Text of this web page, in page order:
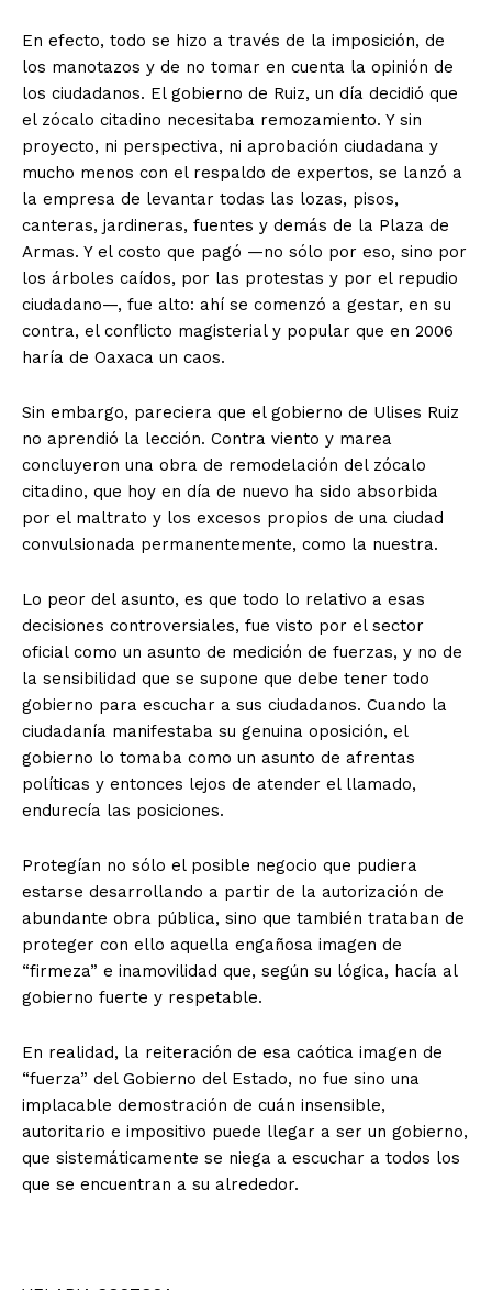
En efecto, todo se hizo a través de la imposición, de
los manotazos y de no tomar en cuenta la opinión de
los ciudadanos. El gobierno de Ruiz, un día decidió que
el zócalo citadino necesitaba remozamiento. Y sin
proyecto, ni perspectiva, ni aprobación ciudadana y
mucho menos con el respaldo de expertos, se lanzó a
la empresa de levantar todas las lozas, pisos,
canteras, jardineras, fuentes y demás de la Plaza de
Armas. Y el costo que pagó —no sólo por eso, sino por
los árboles caídos, por las protestas y por el repudio
ciudadano—, fue alto: ahí se comenzó a gestar, en su
contra, el conflicto magisterial y popular que en 2006
haría de Oaxaca un caos.
Sin embargo, pareciera que el gobierno de Ulises Ruiz
no aprendió la lección. Contra viento y marea
concluyeron una obra de remodelación del zócalo
citadino, que hoy en día de nuevo ha sido absorbida
por el maltrato y los excesos propios de una ciudad
convulsionada permanentemente, como la nuestra.
Lo peor del asunto, es que todo lo relativo a esas
decisiones controversiales, fue visto por el sector
oficial como un asunto de medición de fuerzas, y no de
la sensibilidad que se supone que debe tener todo
gobierno para escuchar a sus ciudadanos. Cuando la
ciudadanía manifestaba su genuina oposición, el
gobierno lo tomaba como un asunto de afrentas
políticas y entonces lejo­s ­de atender el ­llamado,
endurecía las posiciones.
Protegían no sólo el posible negocio que pudiera
estarse desarrollando a partir de la autorización de
abundante obra pública, sino que también trataban de
proteger con ello aquella engañosa imagen de
“firmeza” e inamovilidad que, según su lógica, hacía al
gobierno fuerte y respetable.
En realidad, la reiteración de esa caótica imagen de
“fuerza” del Gobierno del Estado, no fue sino una
implacable demostración de cuán insensible,
autoritario e impositivo puede llegar a ser un gobierno,
que sistemáticamente se niega a escuchar a todos los
que se encuentran a su alrededor.